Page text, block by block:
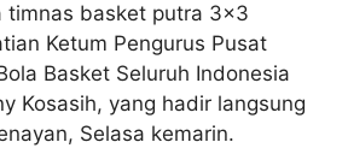
timnas basket putra 3×3
Ketum Pengurus Pusat
Basket Seluruh Indonesia
Kosasih, yang hadir langsung
Selasa kemarin.